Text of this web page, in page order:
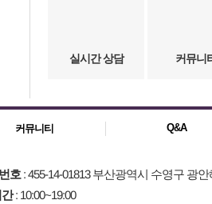
실시간 상담 커뮤니
커뮤니티 Q&A
호 : 455-14-01813 부산광역시 수영구 광
: 10:00~19:00